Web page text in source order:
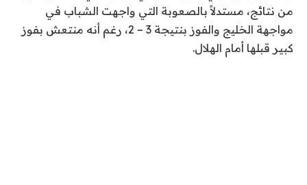
من نتائج، مستدلاً بالصعوبة التي واجهت الشباب في
مواجهة الخليج والفوز بنتيجة 3 – 2، رغم أنه منتعش بفوز
كبير قبلها أمام الهلال.